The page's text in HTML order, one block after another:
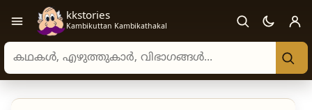
Open navigation menu
kkstories
Kambikuttan Kambikathakal
Search stories, authors, and categories